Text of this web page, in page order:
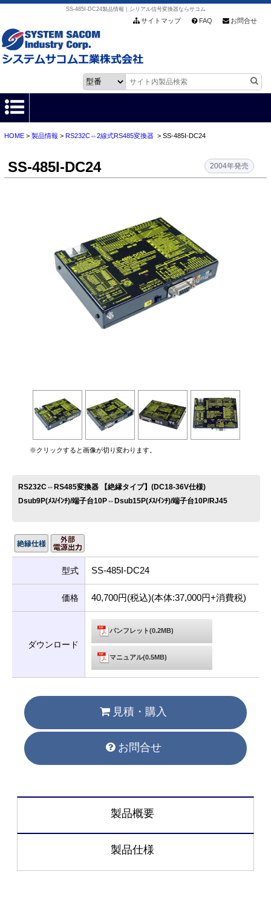
SS-485I-DC24製品情報｜シリアル信号変換器ならサコム
サイトマップ FAQ お問合せ
HOME
お客様サポート
会社情報
お問い合わせ
HOME> 製品情報 > RS232C⇔2線式RS485変換器> SS-485I-DC24
SS-485I-DC24 2004年発売
※クリックすると画像が切り変わります。
RS232C⇔RS485変換器 【絶縁タイプ】(DC18-36V仕様)
Dsub9P(ﾒｽ/ｲﾝﾁ)/端子台10P⇔Dsub15P(ﾒｽ/ｲﾝﾁ)/端子台10P/RJ45
型式 SS-485I-DC24
価格 40,700円(税込)(本体:37,000円+消費税)
ダウンロード
パンフレット(0.2MB)
マニュアル(0.5MB)
見積・購入
お問合せ
製品概要
製品仕様